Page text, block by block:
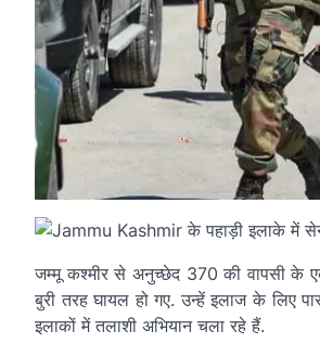
जम्मू कश्मीर से अनुच्छेद 370 की वापसी के
बुरी तरह घायल हो गए. उन्हें इलाज के लिए
इलाकों में तलाशी अभियान चला रहे हैं.